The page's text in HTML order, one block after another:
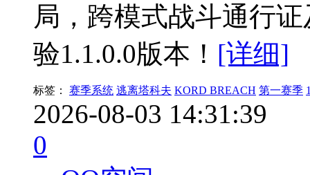
局，跨模式战斗通行
验1.1.0.0版本！ [详细]
标签： 赛季系统 逃离塔科夫 KORD BREACH 第一赛季
2026-08-03 14:31:39
0